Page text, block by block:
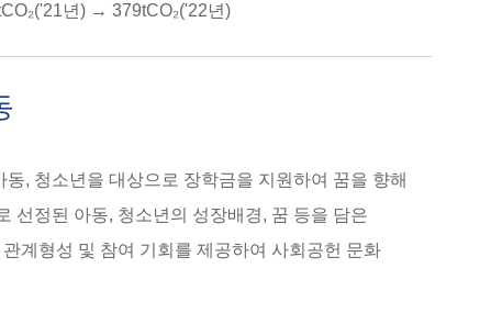
년) → 379tCO₂('22년)
, 청소년을 대상으로 장학금을 지원하여 꿈을 향해
선정된 아동, 청소년의 성장배경, 꿈 등을 담은
계형성 및 참여 기회를 제공하여 사회공헌 문화